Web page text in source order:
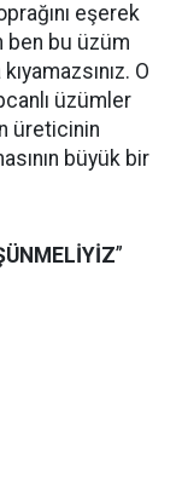
eşerek
ben bu üzüm
O
üzümler
üreticinin
büyük bir
”